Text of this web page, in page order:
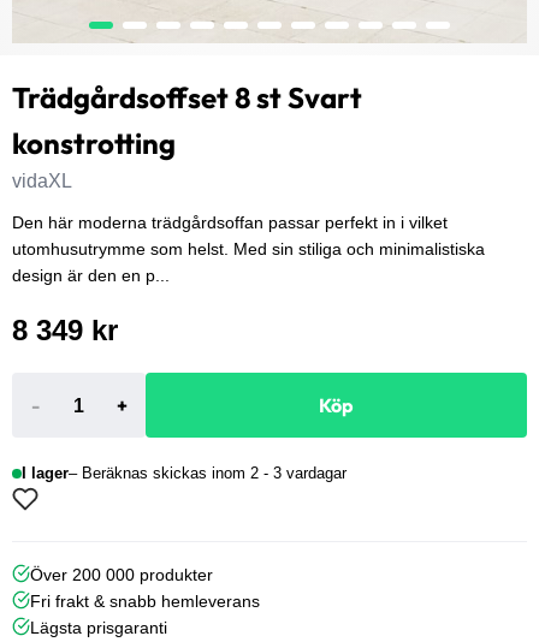
Trädgårdsoffset 8 st Svart
konstrotting
vidaXL
Den här moderna trädgårdsoffan passar perfekt in i vilket
utomhusutrymme som helst. Med sin stiliga och minimalistiska
design är den en p...
8 349 kr
- + Köp
I lager Beräknas skickas inom 2 - 3 vardagar
Över 200 000 produkter
Fri frakt & snabb hemleverans
Lägsta prisgaranti